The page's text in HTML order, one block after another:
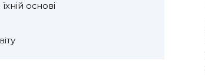
основі